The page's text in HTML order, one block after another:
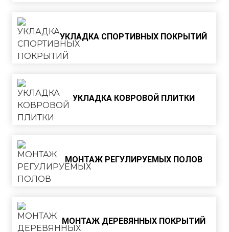
УКЛАДКА СПОРТИВНЫХ ПОКРЫТИЙ
УКЛАДКА КОВРОВОЙ ПЛИТКИ
МОНТАЖ РЕГУЛИРУЕМЫХ ПОЛОВ
МОНТАЖ ДЕРЕВЯННЫХ ПОКРЫТИЙ